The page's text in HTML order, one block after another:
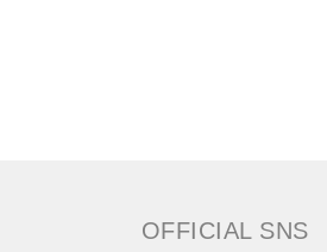
OFFICIAL SNS